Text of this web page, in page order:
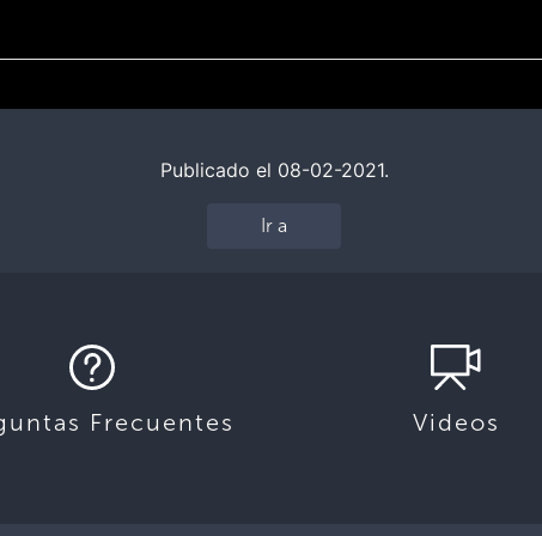
Publicado el 08-02-2021.
Ir a
Frecuentes Videos